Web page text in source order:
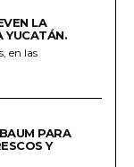
LA
YUCATÁN.
en las
PARA
Y